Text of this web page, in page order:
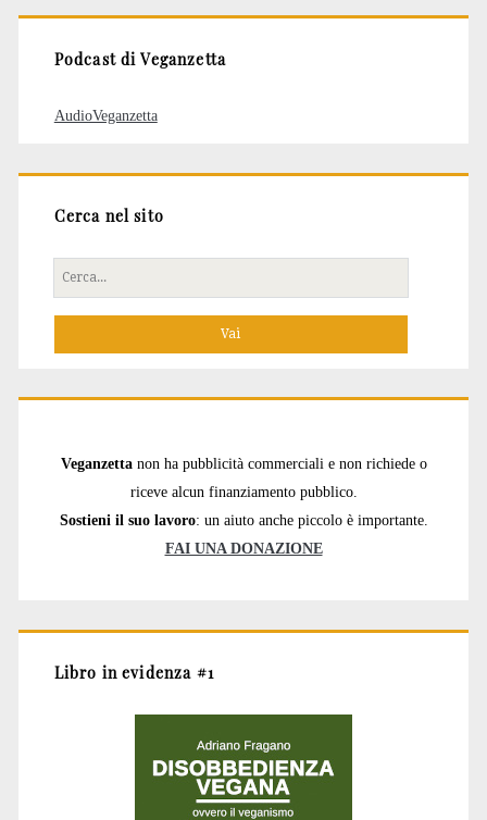
Podcast di Veganzetta
AudioVeganzetta
Cerca nel sito
Cerca
per:
Veganzetta non ha pubblicità commerciali e non richiede o
riceve alcun finanziamento pubblico.
Sostieni il suo lavoro: un aiuto anche piccolo è importante.
FAI UNA DONAZIONE
Libro in evidenza #1